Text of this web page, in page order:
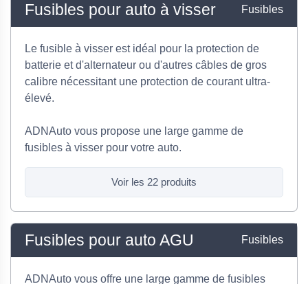
Fusibles pour auto à visser Fusibles
Le fusible à visser est idéal pour la protection de
batterie et d'alternateur ou d'autres câbles de gros
calibre nécessitant une protection de courant ultra-
élevé.
ADNAuto vous propose une large gamme de
fusibles à visser pour votre auto.
Voir les 22 produits
Fusibles pour auto AGU Fusibles
ADNAuto vous offre une large gamme de fusibles